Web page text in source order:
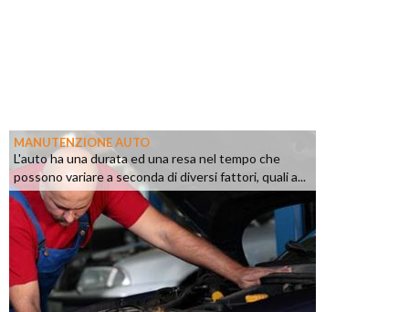
MANUTENZIONE AUTO
L'auto ha una durata ed una resa nel tempo che
possono variare a seconda di diversi fattori, quali a...